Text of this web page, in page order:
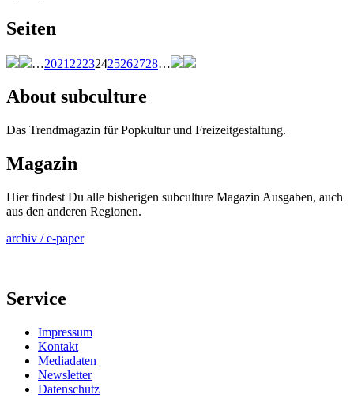
Seiten
…2021 22232425262728…
About subculture
Das Trendmagazin für Popkultur und Freizeitgestaltung.
Magazin
Hier findest Du alle bisherigen subculture Magazin Ausgaben, auch
aus den anderen Regionen.
archiv / e-paper
Service
Impressum
Kontakt
Mediadaten
Newsletter
Datenschutz